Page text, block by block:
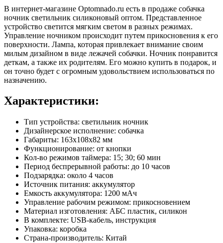
В интернет-магазине Optomnado.ru есть в продаже собачка
ночник светильник силиконовый оптом. Представленное
устройство светится мягким светом в разных режимах.
Управление ночником происходит путем прикосновения к его
поверхности. Лампа, которая привлекает внимание своим
милым дизайном в виде лежачей собачки. Ночник понравится
деткам, а также их родителям. Его можно купить в подарок, и
он точно будет с огромным удовольствием использоваться по
назначению.
Характеристики:
Тип устройства: светильник ночник
Дизайнерское исполнение: собачка
Габариты: 163х108х82 мм
Функционирование: от кнопки
Кол-во режимов таймера: 15; 30; 60 мин
Период беспрерывной работы: до 10 часов
Подзарядка: около 4 часов
Источник питания: аккумулятор
Емкость аккумулятора: 1200 мАч
Управление рабочим режимом: прикосновением
Материал изготовления: АБС пластик, силикон
В комплекте: USB-кабель, инструкция
Упаковка: коробка
Страна-производитель: Китай